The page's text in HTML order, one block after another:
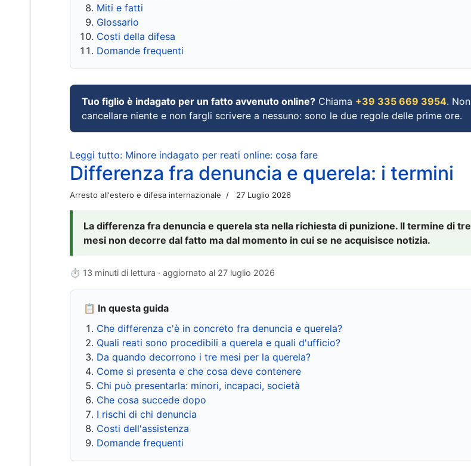
Miti e fatti
Glossario
Costi della difesa
Domande frequenti
Tuo figlio è indagato per un fatto avvenuto online? Chiama +39 335 669 3954. Non
cancellare niente e non fargli scrivere a nessuno: sono le due regole delle prime ore.
Leggi tutto: Minore indagato per reati online: cosa fare
Differenza fra denuncia e querela: i termini
Arresto all'estero e difesa internazionale 27 Luglio 2026
La differenza fra denuncia e querela sta nella richiesta di punizione. Il termine di tre
mesi non decorre dal fatto ma dal momento in cui se ne acquisisce notizia.
⏱ 13 minuti di lettura · aggiornato al 27 luglio 2026
📋 In questa guida
Che differenza c'è in concreto fra denuncia e querela?
Quali reati sono procedibili a querela e quali d'ufficio?
Da quando decorrono i tre mesi per la querela?
Come si presenta e che cosa deve contenere
Chi può presentarla: minori, incapaci, società
Che cosa succede dopo
I rischi di chi denuncia
Costi dell'assistenza
Domande frequenti